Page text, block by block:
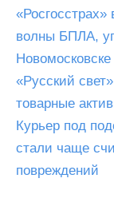
волны БПЛА,
Новомосковске
«Русский
товарные
Курьер под
стали чаще
повреждений